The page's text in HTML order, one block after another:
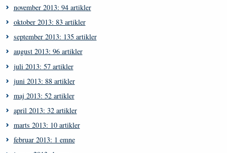
november 2013: 94 artikler
oktober 2013: 83 artikler
september 2013: 135 artikler
august 2013: 96 artikler
juli 2013: 57 artikler
juni 2013: 88 artikler
maj 2013: 52 artikler
april 2013: 32 artikler
marts 2013: 10 artikler
februar 2013: 1 emne